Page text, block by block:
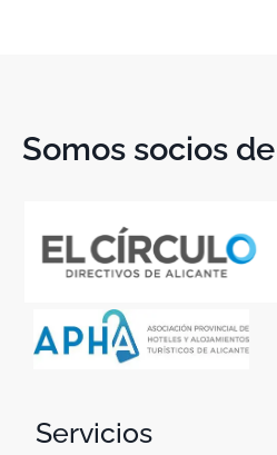
Somos socios de
Servicios